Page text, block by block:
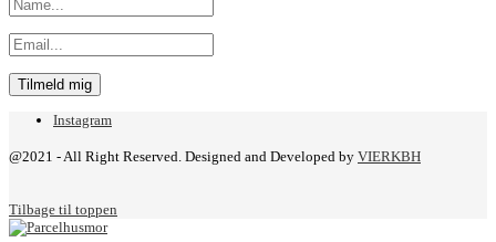
Instagram
@2021 - All Right Reserved. Designed and Developed by VIERKBH
Tilbage til toppen